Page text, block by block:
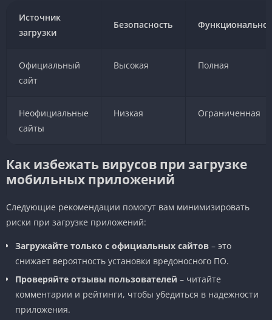
Источник
загрузки
Безопасность
Официальный
сайт
Высокая Полная
Неофициальные
сайты
Низкая Ограниченная
Как избежать вирусов при загрузке
мобильных приложений
Следующие рекомендации помогут вам минимизировать
риски при загрузке приложений:
Загружайте только с официальных сайтов – это
снижает вероятность установки вредоносного ПО.
Проверяйте отзывы пользователей – читайте
комментарии и рейтинги, чтобы убедиться в надежности
приложения.